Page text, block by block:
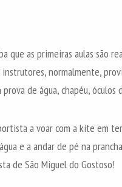
que as primeiras aulas são
normalmente,
de água, chapéu, óculos
a voar com a kite em
e a andar de pé na
de São Miguel do Gostoso!